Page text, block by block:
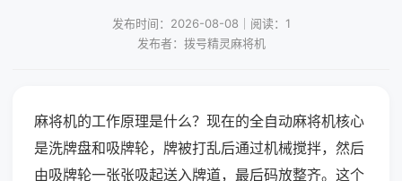
发布时间：2026-08-08｜阅读：1
发布者：拨号精灵麻将机
麻将机的工作原理是什么？现在的全自动麻将机核心
是洗牌盘和吸牌轮，牌被打乱后通过机械搅拌，然后
由吸牌轮一张张吸起送入牌道，最后码放整齐。这个